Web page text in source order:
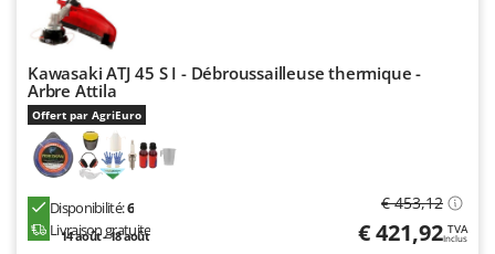
Kawasaki ATJ 45 S I - Débroussailleuse thermique -
Arbre Attila
Offert par AgriEuro
Disponibilité:6
Livraison gratuite
14 août - 18 août
€ 453,12
€ 421,92 TVA
Inclus